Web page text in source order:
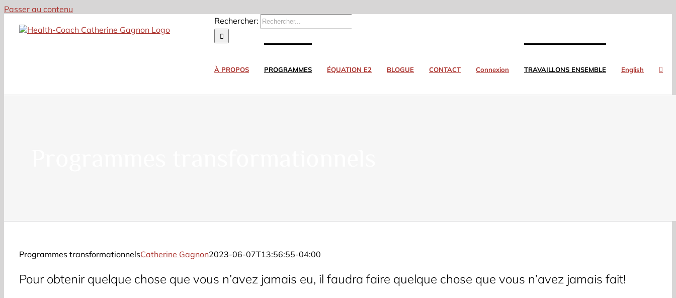
Passer au contenu
Rechercher:
À PROPOS PROGRAMMES ÉQUATION E2 BLOGUE CONTACT Connexion TRAVAILLONS ENSEMBLE English
Programmes transformationnelsCatherine Gagnon2023-06-07T13:56:55-04:00
Pour obtenir quelque chose que vous n’avez jamais eu, il faudra faire quelque chose que vous n’avez jamais fait!